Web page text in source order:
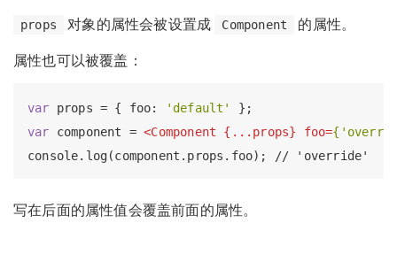
props 对象的属性会被设置成 Component
的属性。
属性也可以被覆盖：
var props = { foo: 'default'
var component = <Component { ...props} foo=
写在后面的属性值会覆盖前面的属性。